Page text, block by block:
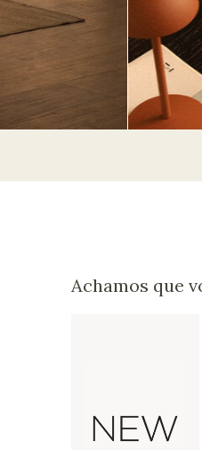
Achamos que